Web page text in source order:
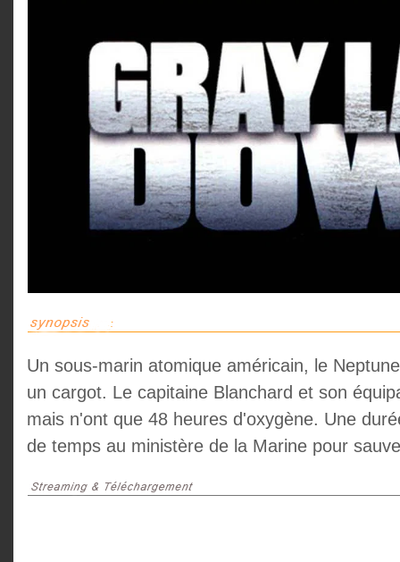
Un sous-marin atomique américain, le
un cargot. Le capitaine Blanchard et son
mais n'ont que 48 heures d'oxygène. Une
de temps au ministère de la Marine pour